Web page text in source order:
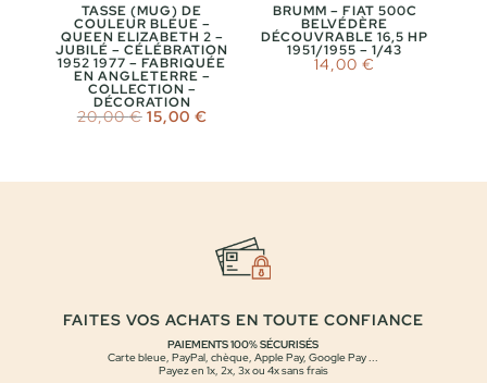
TASSE (MUG) DE
COULEUR BLEUE –
QUEEN ELIZABETH 2 –
JUBILÉ – CÉLÉBRATION
1952 1977 – FABRIQUÉE
EN ANGLETERRE –
COLLECTION –
DÉCORATION
20,00€ Le
prix
15,00 €Le
BRUMM – FIAT 500C
BELVÉDÈRE
DÉCOUVRABLE 16,5 HP
1951/1955 – 1/43
14,00€
FAITES VOS ACHATS EN TOUTE CONFIANCE
PAIEMENTS 100% SÉCURISÉS
Carte bleue, PayPal, chèque, Apple Pay, Google Pay ...
Payez en 1x, 2x, 3x ou 4x sans frais